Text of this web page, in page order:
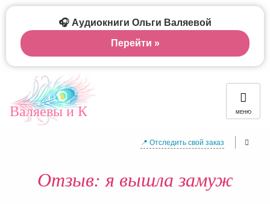
Валяевы и К МЕНЮ
📍 Отследить свой заказ
Отзыв: я вышла замуж
🎧 Аудиокниги Ольги Валяевой
Перейти »